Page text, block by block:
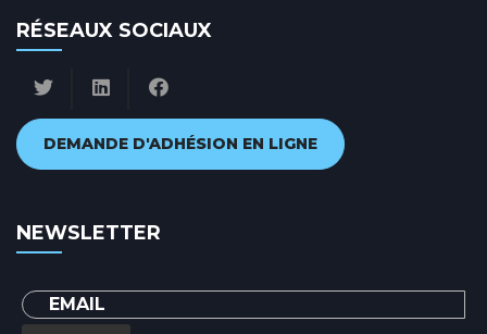
RÉSEAUX SOCIAUX
DEMANDE D'ADHÉSION EN LIGNE
NEWSLETTER